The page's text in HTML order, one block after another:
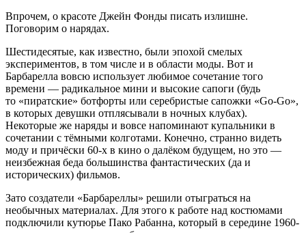
Впрочем, о красоте Джейн Фонды писать излишне.
Поговорим о нарядах.
Шестидесятые, как известно, были эпохой смелых
экспериментов, в том числе и в области моды. Вот и
Барбарелла вовсю использует любимое сочетание того
времени — радикальное мини и высокие сапоги (будь
то «пиратские» ботфорты или серебристые сапожки «Go-Go»,
в которых девушки отплясывали в ночных клубах).
Некоторые же наряды и вовсе напоминают купальники в
сочетании с тёмными колготами. Конечно, странно видеть
моду и причёски 60-х в кино о далёком будущем, но это —
неизбежная беда большинства фантастических (да и
исторических) фильмов.
Зато создатели «Барбареллы» решили отыграться на
необычных материалах. Для этого к работе над костюмами
подключили кутюрье Пако Рабанна, который в середине 1960-